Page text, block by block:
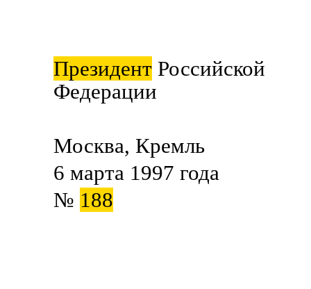
Президент Российской
Федерации
Москва, Кремль
6 марта 1997 года
№ 188